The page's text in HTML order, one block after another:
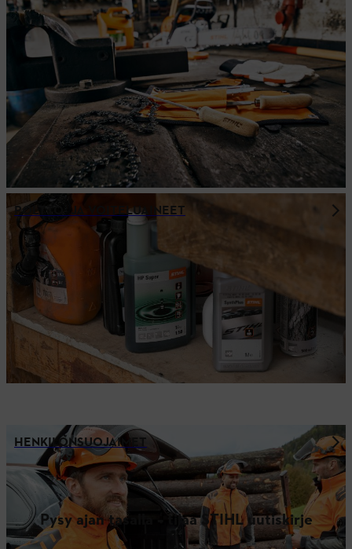
POLTTO- JA VOITELUAINEET
HENKILÖNSUOJAIMET
Pysy ajan tasalla – tilaa STIHL uutiskirje